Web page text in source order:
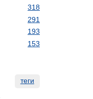
318
291
193
153
теги